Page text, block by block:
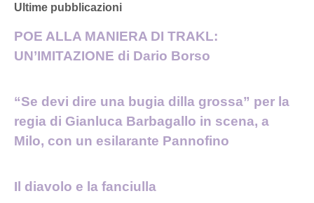
Ultime pubblicazioni
POE ALLA MANIERA DI TRAKL:
UN’IMITAZIONE di Dario Borso
“Se devi dire una bugia dilla grossa” per la
regia di Gianluca Barbagallo in scena, a
Milo, con un esilarante Pannofino
Il diavolo e la fanciulla